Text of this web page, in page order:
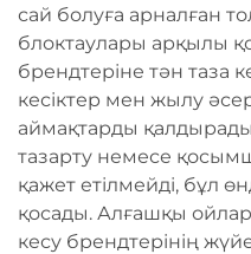
сай болуға арналған
блоктаулары арқылы
брендтеріне тән таза
кесіктер мен жылу
аймақтарды
тазарту немесе
қажет етілмейді, бұл
қосады. Алғашқы
кесу брендтерінің